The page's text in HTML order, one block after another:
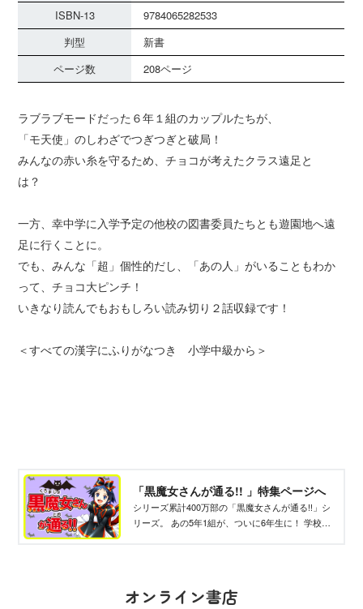
ISBN-13
9784065282533
判型
新書
ページ数
208ページ
ラブラブモードだった６年１組のカップルたちが、
「モ天使」のしわざでつぎつぎと破局！
みんなの赤い糸を守るため、チョコが考えたクラス遠足と
は？
一方、幸中学に入学予定の他校の図書委員たちとも遊園地へ遠
足に行くことに。
でも、みんな「超」個性的だし、「あの人」がいることもわか
って、チョコ大ピンチ！
いきなり読んでもおもしろい読み切り２話収録です！
＜すべての漢字にふりがなつき 小学中級から＞
「黒魔女さんが通る!! 」特集ページへ
シリーズ累計400万部の「黒魔女さんが通る!!」シ
リーズ。 あの5年1組が、ついに6年生に！ 学校で
オンライン書店